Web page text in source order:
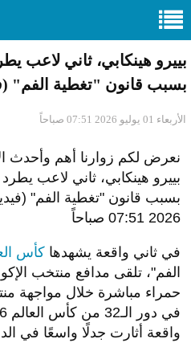
بسبب قانون "تغطية الفم"
الأربعاء 01 يوليو 2026 07:51 صباحاً
نعرض لكم زوارنا أهم وأحدث
2026 07:51 صباحاً
في ثاني واقعة يشهدها كأس
الفم"، تلقى مدافع منتخب
حمراء مباشرة خلال مواجهة
واقعة أثارت جدلًا واسعًا في